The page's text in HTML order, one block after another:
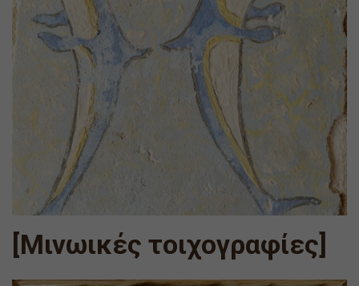
[Μινωικές τοιχογραφίες]